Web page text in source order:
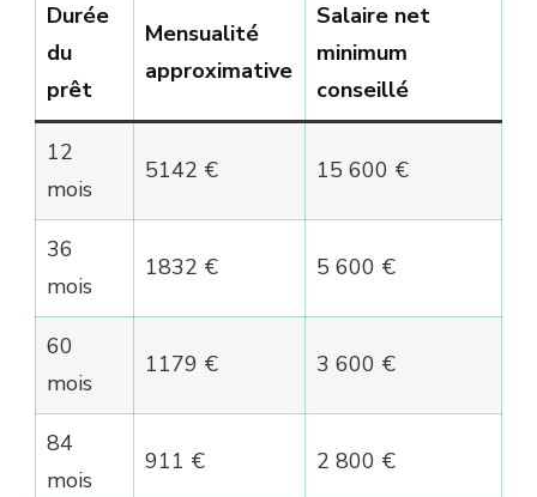
Durée
du
prêt
Mensualité
approximative
Salaire net
minimum
conseillé
12
mois
5142 € 15 600 €
36
mois
1832 € 5 600 €
60
mois
1179 € 3 600 €
84
mois
911 € 2 800 €